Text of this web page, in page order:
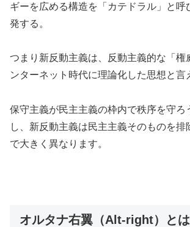
ギーを広める構造を「カテドラル」と呼
発する。
つまり新反動主義は、反動主義的な「権
ンターネット時代に理論化した思想と言
保守主義が民主主義の枠内で秩序を守ろ
し、新反動主義は民主主義そのものを排
で大きく異なります。
オルタナ右翼（Alt-right）とは